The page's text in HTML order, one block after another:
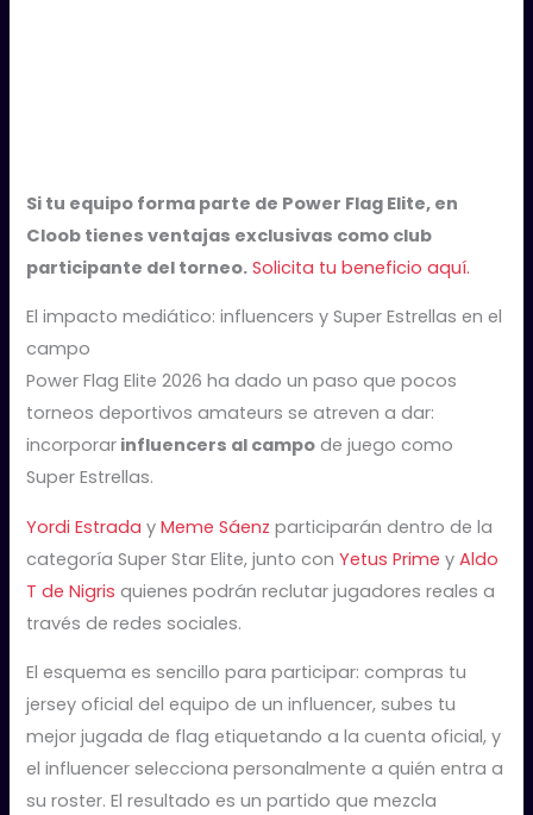
Si tu equipo forma parte de Power Flag Elite, en
Cloob tienes ventajas exclusivas como club
participante del torneo. Solicita tu beneficio aquí.
El impacto mediático: influencers y Super Estrellas en el
campo
Power Flag Elite 2026 ha dado un paso que pocos
torneos deportivos amateurs se atreven a dar:
incorporar influencers al campo de juego como
Super Estrellas.
Yordi Estrada yMeme Sáenz participarán dentro de la
categoría Super Star Elite, junto conYetus Prime yAldo
T de Nigris quienes podrán reclutar jugadores reales a
través de redes sociales.
El esquema es sencillo para participar: compras tu
jersey oficial del equipo de un influencer, subes tu
mejor jugada de flag etiquetando a la cuenta oficial, y
el influencer selecciona personalmente a quién entra a
su roster. El resultado es un partido que mezcla